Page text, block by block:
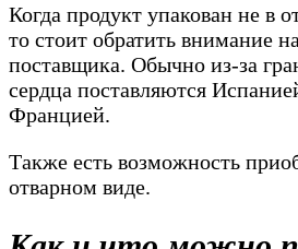
Когда продукт упакован не в
то стоит обратить внимание
поставщика. Обычно из-за
сердца поставляются
Францией.
Также есть возможность
отварном виде.